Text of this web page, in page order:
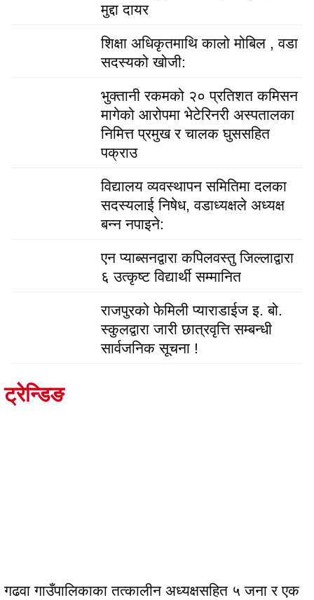
मुद्दा दायर
शिक्षा अधिकृतमाथि कालो मोबिल , वडा
सदस्यको खोजी:
भुक्तानी रकमको २० प्रतिशत कमिसन
मागेको आरोपमा भेटेरिनरी अस्पतालका
निमित्त प्रमुख र चालक घुससहित
पक्राउ
विद्यालय व्यवस्थापन समितिमा दलका
सदस्यलाई निषेध, वडाध्यक्षले अध्यक्ष
बन्न नपाइने:
एन प्याब्सनद्वारा कपिलवस्तु जिल्लाद्वारा
६ उत्कृष्ट विद्यार्थी सम्मानित
राजपुरको फेमिली प्याराडाईज इ. बो.
स्कुलद्वारा जारी छात्रवृत्ति सम्बन्धी
सार्वजनिक सूचना !
ट्रेन्डिङ
गढवा गाउँपालिकाका तत्कालीन अध्यक्षसहित ५ जना र एक